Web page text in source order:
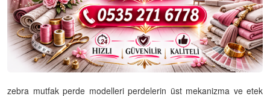
zebra mutfak perde modelleri perdelerin üst mekanizma ve etek